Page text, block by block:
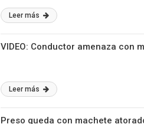
Leer más
VIDEO: Conductor amenaza con
Leer más
Preso queda con machete